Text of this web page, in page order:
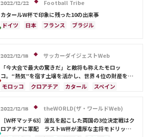
ガーナ
モロッコ
リオネル・メッシ
ジャック・グリーリッシュ
イングランド
日本
C・ロナウド
2022/12/22
Football Tribe
カタールW杯で印象に残った10の出来事
ドイツ
日本 フランス
ブラジル
モロッコ
スペイン クロアチア
ポルトガル
韓国
アクラフ・ハキミ
オーストラリア
日本代表
三笘 薫 C・ロナウド
カタール
イラン
サウジアラビア ガーナ
セネガル
2022/12/18
サッカーダイジェストWeb
「今大会で最大の驚きだ」と敵将も称えたモロッ
コ。“熱気”を宿す土壌を活かし、世界４位の財産を積
み増していけるか【Ｗ杯】
モロッコ クロアチア カタール
スペイン
韓国
アクラフ・ハキミ
2022/12/18
theWORLD(ザ・ワールドWeb)
［W杯マッチ63］波乱を起こした両国の3位決定戦はク
ロアチアに軍配 ラストW杯が濃厚な主将モドリッチ